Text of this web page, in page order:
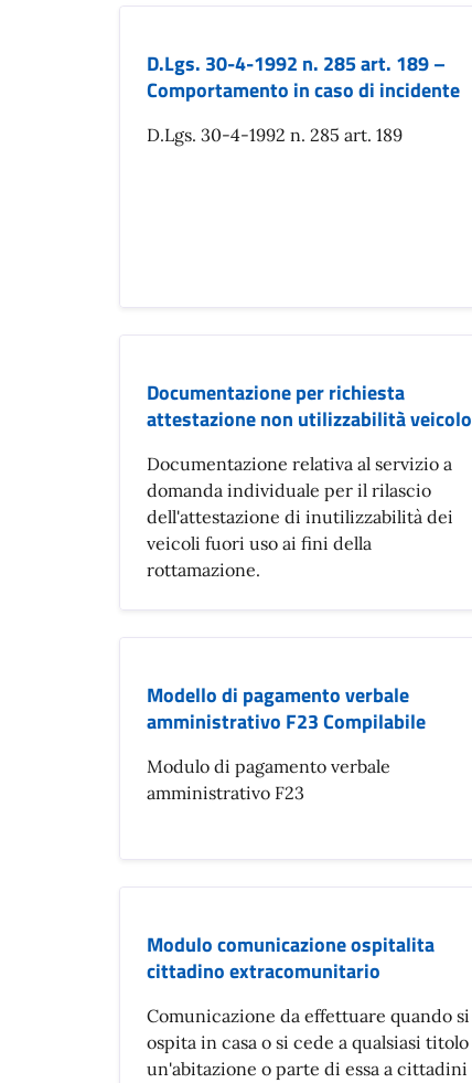
D.Lgs. 30-4-1992 n. 285 art. 189 –
Comportamento in caso di incidente
D.Lgs. 30-4-1992 n. 285 art. 189
Documentazione per richiesta
attestazione non utilizzabilità veicolo
Documentazione relativa al servizio a
domanda individuale per il rilascio
dell'attestazione di inutilizzabilità dei
veicoli fuori uso ai fini della
rottamazione.
Modello di pagamento verbale
amministrativo F23 Compilabile
Modulo di pagamento verbale
amministrativo F23
Modulo comunicazione ospitalita
cittadino extracomunitario
Comunicazione da effettuare quando si
ospita in casa o si cede a qualsiasi titolo
un'abitazione o parte di essa a cittadini